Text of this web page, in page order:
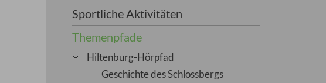
Sportliche Aktivitäten
Themenpfade
Hiltenburg-Hörpfad
Geschichte des Schlossbergs